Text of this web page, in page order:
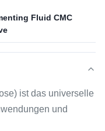
Fluid CMC
ist das universelle
und